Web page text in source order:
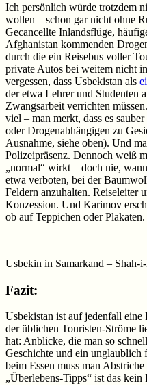
Ich persönlich würde trotzdem
wollen – schon gar nicht ohne
Gecancellte Inlandsflüge,
Afghanistan kommenden
durch die ein Reisebus voller
private Autos bei weitem nicht
vergessen, dass Usbekistan als
der etwa Lehrer und Studenten
Zwangsarbeit verrichten
viel – man merkt, dass es
oder Drogenabhängigen zu
Ausnahme, siehe oben). Und
Polizeipräsenz. Dennoch weiß
„normal“ wirkt – doch nie,
etwa verboten, bei der
Feldern anzuhalten. Reiseleiter
Konzession. Und Karimov
ob auf Teppichen oder Plakaten.
Usbekin in Samarkand – Shah-
Fazit:
Usbekistan ist auf jedenfall eine
der üblichen Touristen-Ströme
hat: Anblicke, die man so
Geschichte und ein
beim Essen muss man
„Überlebens-Tipps“ ist das kein